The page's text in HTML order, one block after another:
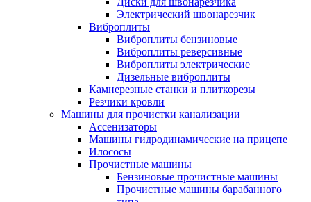
Электрический швонарезчик
Виброплиты
Виброплиты бензиновые
Виброплиты реверсивные
Виброплиты электрические
Дизельные виброплиты
Камнерезные станки и плиткорезы
Резчики кровли
Машины для прочистки канализации
Ассенизаторы
Машины гидродинамические на прицепе
Илососы
Прочистные машины
Бензиновые прочистные машины
Прочистные машины барабанного